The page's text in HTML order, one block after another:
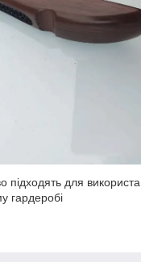
підходять для
гардеробі